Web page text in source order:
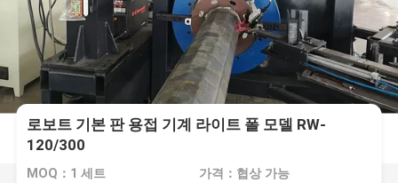
로보트 기본 판 용접 기계 라이트 폴 모델 RW-
120/300
MOQ：1 세트 가격：협상 가능